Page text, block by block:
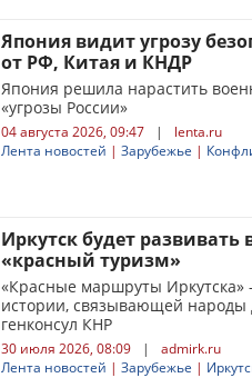
Япония видит угрозу
от РФ, Китая и КНДР
Япония решила нарастить
«угрозы России»
04 августа 2026, 09:47 |
lenta.ru
Лента новостей | Зарубежье |
Иркутск будет развивать
«красный туризм»
«Красные маршруты Иркутска»
истории, связывающей народы
генконсул КНР
30 июля 2026, 08:09 |
admirk.ru
Лента новостей | Зарубежье |